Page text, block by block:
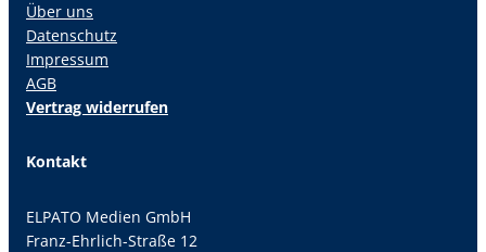
Über uns
Datenschutz
Impressum
AGB
Vertrag widerrufen
Kontakt
ELPATO Medien GmbH
Franz-Ehrlich-Straße 12